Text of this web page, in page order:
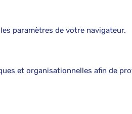
paramètres de votre navigateur.
et organisationnelles afin de